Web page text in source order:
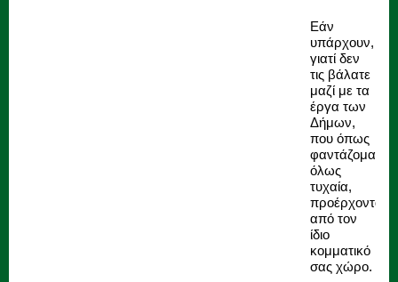
Εάν
υπάρχουν,
γιατί δεν
τις βάλατε
μαζί με τα
έργα των
Δήμων,
που όπως
φαντάζομαι,
όλως
τυχαία,
προέρχονται
από τον
ίδιο
κομματικό
σας χώρο.